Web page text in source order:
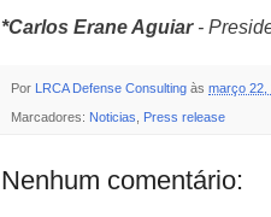
*Carlos Erane Aguiar-
Por LRCA Defense Consulting às março 22,
Marcadores: Noticias, Press release
Nenhum comentário: